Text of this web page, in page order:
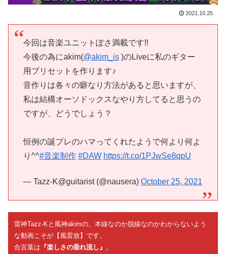
2021.10.25
今回は音楽ユニットぽさ満載です!!
今後の為にakim(@akim_is)のLiveに私のギター
用プリセットを作ります♪
音作りは各々の癖なり方法があると思いますが、
私は結構オーソドックスなやり方してると思うの
ですが、どうでしょう？
恒例の誕プレのハマってくれたようで何より何よ
り^^#音楽制作 #DAW https://t.co/1PJwSe8qpU
— Tazz-K@guitarist (@nausera) October 25, 2021
雷神Tazz-Kと風神akimの、本線なのか脱線なのかわからないよう
な動画こそが【風雷放】です。
合言葉は 『楽しさの垂れ流し』 。